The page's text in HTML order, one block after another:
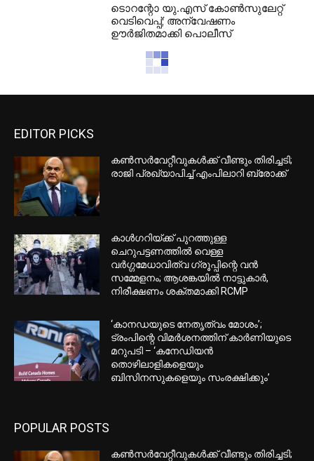
ടൊറന്റോ യു.എസ് കോണ്‍സുലേറ്റ്
വെടിവെപ്പ്; അന്വേഷണം
ഊര്‍ജിതമാക്കി പൊലീസ്
EDITOR PICKS
കണ്‍സര്‍വേറ്റീവുകള്‍ക്ക് വീണ്ടും തിരിച്ചടി;
രാജി പ്രഖ്യാപിച്ച് എംപിലാറി ബ്രോക്ക്
കാൾഗറിയ്ക്ക് പുറത്തുള്ള
ചെറുപട്ടണത്തിൽ വെള്ള
വർഗ്ഗമേധാവിത്വ ഗ്രൂപ്പിന്റെ വൻ
സമ്മേളനം; ആശങ്കയിൽ നാട്ടുകാർ,
നിരീക്ഷണം ശക്തമാക്കി RCMP
‘കാനഡയുടെ നേതൃത്വം മോശം’;
ട്രംപിന്റെ വിമർശനത്തിന് കാർണിയുടെ
മറുപടി – ‘കനേഡിയൻ
തൊഴിലാളികളെയും
ബിസിനസുകളെയും സംരക്ഷിക്കും’
POPULAR POSTS
കണ്‍സര്‍വേറ്റീവുകള്‍ക്ക് വീണ്ടും തിരിച്ചടി;